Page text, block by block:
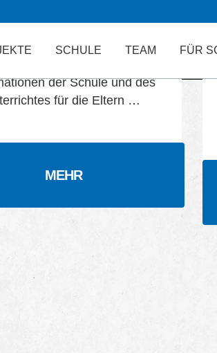
SCHULE TEAM FÜR
Für Eltern
der Schule und des
für die Eltern …
MEHR